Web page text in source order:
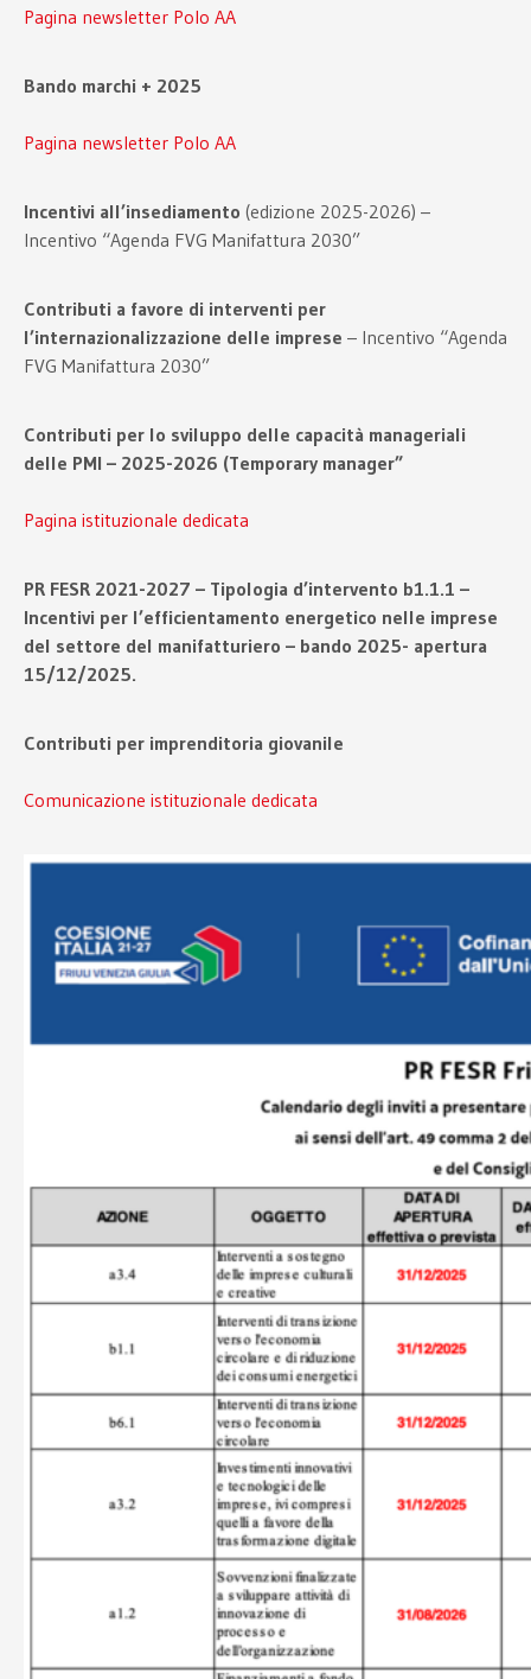
Pagina newsletter Polo AA
Bando marchi + 2025
Pagina newsletter Polo AA
Incentivi all’insediamento (edizione 2025-2026) –
Incentivo “Agenda FVG Manifattura 2030”
Contributi a favore di interventi per
l’internazionalizzazione delle imprese – Incentivo “Agenda
FVG Manifattura 2030”
Contributi per lo sviluppo delle capacità manageriali
delle PMI – 2025-2026 (Temporary manager”
Pagina istituzionale dedicata
PR FESR 2021-2027 – Tipologia d’intervento b1.1.1 –
Incentivi per l’efficientamento energetico nelle imprese
del settore del manifatturiero – bando 2025- apertura
15/12/2025.
Contributi per imprenditoria giovanile
Comunicazione istituzionale dedicata